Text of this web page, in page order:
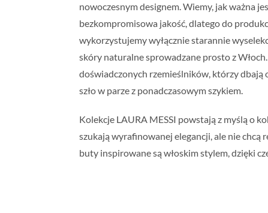
nowoczesnym designem. Wiemy, jak ważna
bezkompromisowa jakość, dlatego do
wykorzystujemy wyłącznie starannie
skóry naturalne sprowadzane prosto z
doświadczonych rzemieślników, którzy dbają
szło w parze z ponadczasowym szykiem.
Kolekcje LAURA MESSI powstają z myślą o
szukają wyrafinowanej elegancji, ale nie chcą
buty inspirowane są włoskim stylem, dzięki